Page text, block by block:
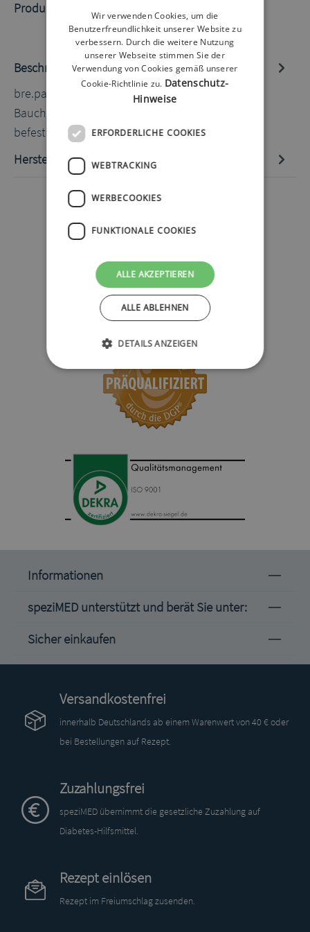
Produktnummer:
Beschreibung
bre.parat Bauchgurt lila 65-69cm Ein praktischer
Bauchgurt an dem man seine Pumpentasche
befestigen kann. Der Gurt hat eine…Mehr
Hersteller-Informationen
Informationen
speziMED unterstützt und berät Sie unter:
Sicher einkaufen
Versandkostenfrei
innerhalb Deutschlands ab einem Warenwert von 40 € oder
bei Bestellungen auf Rezept.
Zuzahlungsfrei
speziMED übernimmt die gesetzliche Zuzahlung auf
Diabetes-Hilfsmittel.
Rezept einlösen
Rezept im Freiumschlag zusenden.
Wir verwenden Cookies, um die
Benutzerfreundlichkeit unserer Website zu
verbessern. Durch die weitere Nutzung
unserer Webseite stimmen Sie der
Verwendung von Cookies gemäß unserer
Cookie-Richtlinie zu. Datenschutz-
Hinweise
ERFORDERLICHE COOKIES
WEBTRACKING
WERBECOOKIES
FUNKTIONALE COOKIES
ALLE AKZEPTIEREN
ALLE ABLEHNEN
DETAILS ANZEIGEN